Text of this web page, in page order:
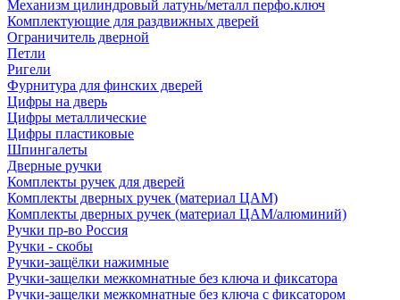
Механизм цилиндровый латунь/металл перфо.ключ
Комплектующие для раздвижных дверей
Ограничитель дверной
Петли
Ригели
Фурнитура для финских дверей
Цифры на дверь
Цифры металлические
Цифры пластиковые
Шпингалеты
Дверные ручки
Комплекты ручек для дверей
Комплекты дверных ручек (материал ЦАМ)
Комплекты дверных ручек (материал ЦАМ/алюминий)
Ручки пр-во Россия
Ручки - скобы
Ручки-защёлки нажимные
Ручки-защелки межкомнатные без ключа и фиксатора
Ручки-защелки межкомнатные без ключа с фиксатором